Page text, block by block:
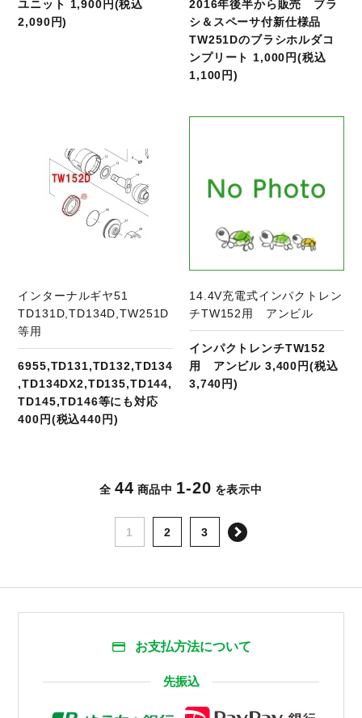
ユニット 1,900円(税込
2,090円)
2016年後半から販売 ブラ
シ＆スペーサ付新仕様品
TW251Dのブラシホルダコ
ンプリート 1,000円(税込
1,100円)
インターナルギヤ51
TD131D,TD134D,TW251D
等用
6955,TD131,TD132,TD134
,TD134DX2,TD135,TD144,
TD145,TD146等にも対応
400円(税込440円)
14.4V充電式インパクトレン
チTW152用 アンビル
インパクトレンチTW152
用 アンビル 3,400円(税込
3,740円)
全 44 商品中 1-20 を表示中
1 2 3
次へ
お支払方法について
先振込